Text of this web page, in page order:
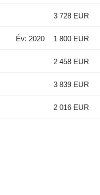
3 728 EUR
Év: 2020 1 800 EUR
2 458 EUR
3 839 EUR
2 016 EUR